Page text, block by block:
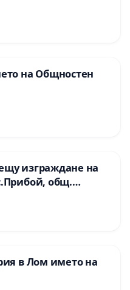
на Общностен
изграждане на
общ.
в Лом името на